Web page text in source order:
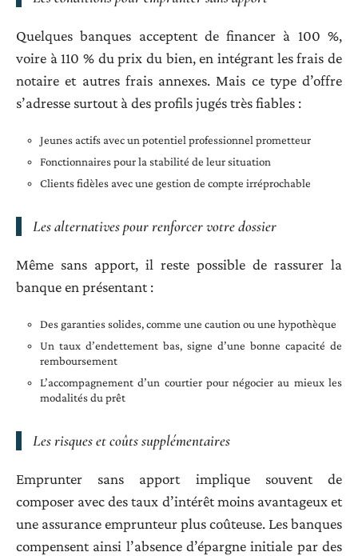
Quelques banques acceptent de financer à 100 %,
voire à 110 % du prix du bien, en intégrant les frais de
notaire et autres frais annexes. Mais ce type d’offre
s’adresse surtout à des profils jugés très fiables :
Jeunes actifs avec un potentiel professionnel prometteur
Fonctionnaires pour la stabilité de leur situation
Clients fidèles avec une gestion de compte irréprochable
Les alternatives pour renforcer votre dossier
Même sans apport, il reste possible de rassurer la
banque en présentant :
Des garanties solides, comme une caution ou une hypothèque
Un taux d’endettement bas, signe d’une bonne capacité de
remboursement
L’accompagnement d’un courtier pour négocier au mieux les
modalités du prêt
Les risques et coûts supplémentaires
Emprunter sans apport implique souvent de
composer avec des taux d’intérêt moins avantageux et
une assurance emprunteur plus coûteuse. Les banques
compensent ainsi l’absence d’épargne initiale par des